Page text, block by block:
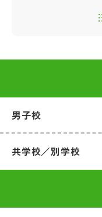
男子校
共学校／別学校